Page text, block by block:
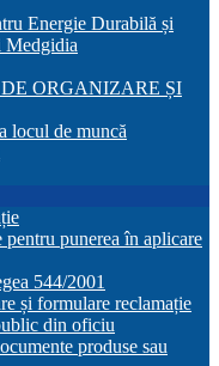
Energie Durabilă și
ORGANIZARE ȘI
locul de muncă
pentru punerea în aplicare
544/2001
și formulare reclamație
din oficiu
produse sau